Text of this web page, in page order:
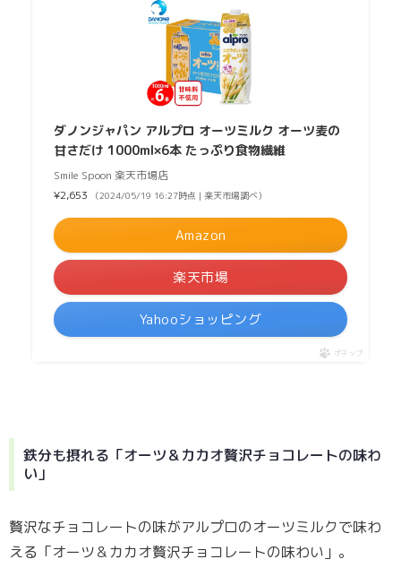
ダノンジャパン アルプロ オーツミルク オーツ麦の
甘さだけ 1000ml×6本 たっぷり食物繊維
Smile Spoon 楽天市場店
¥2,653
（2024/05/19 16:27時点 | 楽天市場調べ）
Amazon
楽天市場
Yahooショッピング
ポチップ
鉄分も摂れる「オーツ＆カカオ贅沢チョコレートの味わ
い」
贅沢なチョコレートの味がアルプロのオーツミルクで味わ
える「オーツ＆カカオ贅沢チョコレートの味わい」。